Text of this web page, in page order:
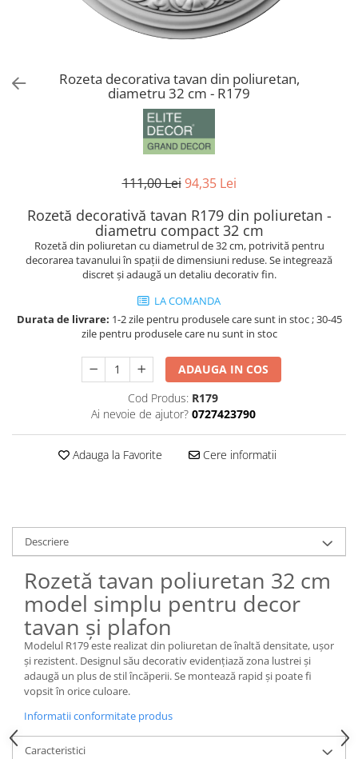
Coloane din poliuretan
Profile decorative din polimer rigid
Brauri decorative din polimer rigid
Plinte decorative din polimer rigid
Rozeta decorativa tavan din poliuretan,
diametru 32 cm - R179
111,00 Lei 94,35 Lei
Rozetă decorativă tavan R179 din poliuretan -
diametru compact 32 cm
Rozetă din poliuretan cu diametrul de 32 cm, potrivită pentru
decorarea tavanului în spații de dimensiuni reduse. Se integrează
discret și adaugă un detaliu decorativ fin.
LA COMANDA
Durata de livrare: 1-2 zile pentru produsele care sunt in stoc ; 30-45
zile pentru produsele care nu sunt in stoc
ADAUGA IN COS
Cod Produs: R179
Ai nevoie de ajutor? 0727423790
Adauga la Favorite Cere informatii
Descriere
Rozetă tavan poliuretan 32 cm
model simplu pentru decor
tavan și plafon
Modelul R179 este realizat din poliuretan de înaltă densitate, ușor
și rezistent. Designul său decorativ evidențiază zona lustrei și
adaugă un plus de stil încăperii. Se montează rapid și poate fi
vopsit în orice culoare.
Informatii conformitate produs
Caracteristici